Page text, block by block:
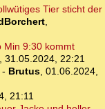
Tier sticht der
,
Min 9:30 kommt
, 31.05.2024, 22:21
Brutus, 01.06.2024,
21:11